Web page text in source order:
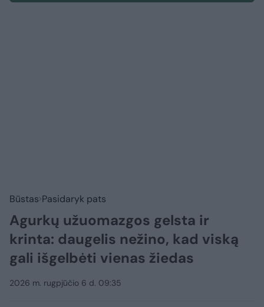
Būstas Pasidaryk pats
Agurkų užuomazgos gelsta ir
krinta: daugelis nežino, kad viską
gali išgelbėti vienas žiedas
2026 m. rugpjūčio 6 d. 09:35